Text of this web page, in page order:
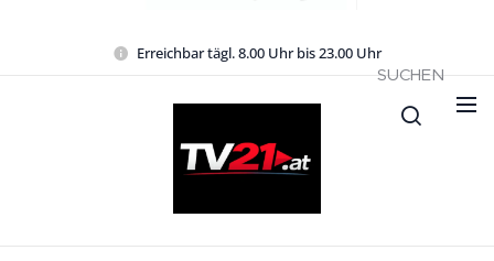
Erreichbar tägl. 8.00 Uhr bis 23.00 Uhr
SUCHEN